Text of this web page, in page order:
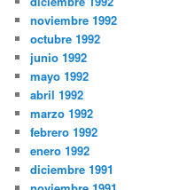
noviembre 1992
octubre 1992
junio 1992
mayo 1992
abril 1992
marzo 1992
febrero 1992
enero 1992
diciembre 1991